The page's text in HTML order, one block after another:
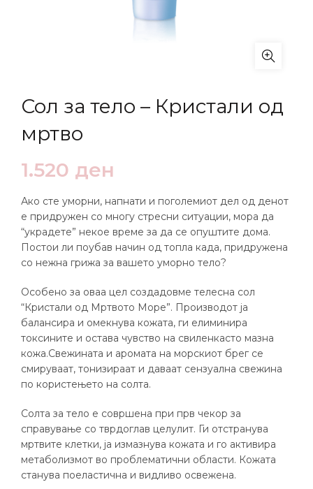
Сол за тело – Кристали од
мртво
1.520 ден
Ако сте уморни, напнати и поголемиот дел од денот
е придружен со многу стресни ситуации, мора да
“украдете” некое време за да се опуштите дома.
Постои ли поубав начин од топла када, придружена
со нежна грижа за вашето уморно тело?
Особено за оваа цел создадовме телесна сол
“Кристали од Мртвото Море”. Производот ја
балансира и омекнува кожата, ги елиминира
токсините и остава чувство на свиленкасто мазна
кожа.Свежината и аромата на морскиот брег се
смируваат, тонизираат и даваат сензуална свежина
по користењето на солта.
Солта за тело е совршена при прв чекор за
справување со тврдоглав целулит. Ги отстранува
мртвите клетки, ја измазнува кожата и го активира
метаболизмот во проблематични области. Кожата
станува поеластична и видливо освежена.